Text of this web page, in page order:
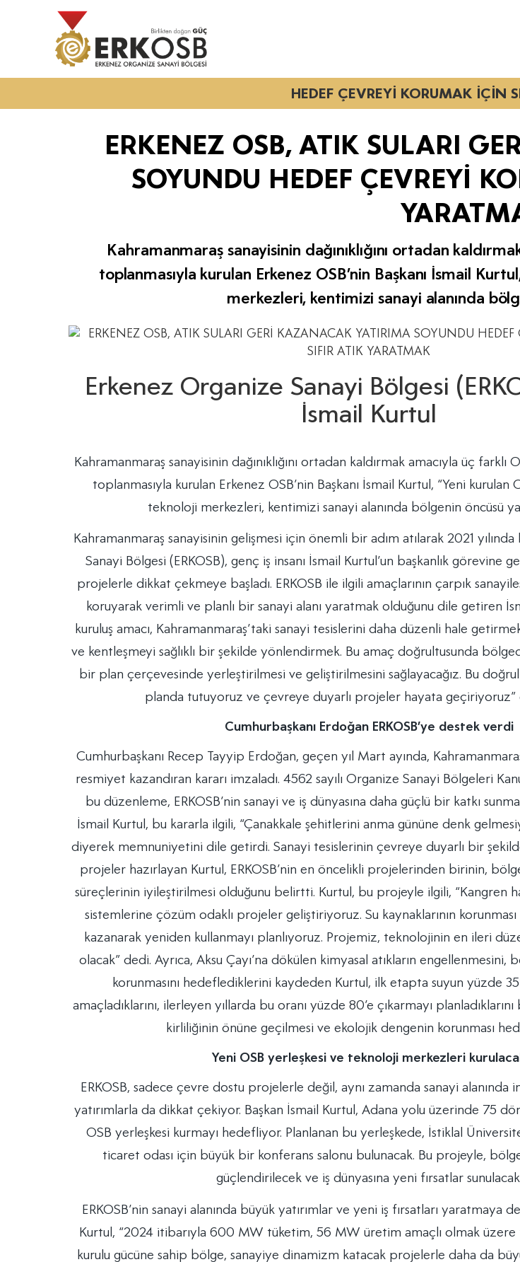
HEDEF ÇEVREYİ KORUMAK İÇİN
ERKENEZ OSB, ATIK SULARI
SOYUNDU HEDEF ÇEVREYİ
Kahramanmaraş sanayisinin dağınıklığını ortadan
toplanmasıyla kurulan Erkenez OSB’nin Başkanı İsmail
merkezleri, kentimizi sanayi alanında
Erkenez Organize Sanayi Bölgesi
İsmail Kurtul
Kahramanmaraş sanayisinin dağınıklığını ortadan kaldırmak amacıyla üç farklı
toplanmasıyla kurulan Erkenez OSB’nin Başkanı İsmail Kurtul, “Yeni kurulan
teknoloji merkezleri, kentimizi sanayi alanında bölgenin öncüsü
Kahramanmaraş sanayisinin gelişmesi için önemli bir adım atılarak 2021
Sanayi Bölgesi (ERKOSB), genç iş insanı İsmail Kurtul’un başkanlık görevine
projelerle dikkat çekmeye başladı. ERKOSB ile ilgili amaçlarının çarpık
koruyarak verimli ve planlı bir sanayi alanı yaratmak olduğunu dile getiren
kuruluş amacı, Kahramanmaraş’taki sanayi tesislerini daha düzenli hale
ve kentleşmeyi sağlıklı bir şekilde yönlendirmek. Bu amaç doğrultusunda
bir plan çerçevesinde yerleştirilmesi ve geliştirilmesini sağlayacağız. Bu
planda tutuyoruz ve çevreye duyarlı projeler hayata geçiriyoruz”
Cumhurbaşkanı Erdoğan ERKOSB’ye destek verdi
Cumhurbaşkanı Recep Tayyip Erdoğan, geçen yıl Mart ayında,
resmiyet kazandıran kararı imzaladı. 4562 sayılı Organize Sanayi Bölgeleri
bu düzenleme, ERKOSB’nin sanayi ve iş dünyasına daha güçlü bir katkı
İsmail Kurtul, bu kararla ilgili, “Çanakkale şehitlerini anma gününe denk
diyerek memnuniyetini dile getirdi. Sanayi tesislerinin çevreye duyarlı bir
projeler hazırlayan Kurtul, ERKOSB’nin en öncelikli projelerinden birinin,
süreçlerinin iyileştirilmesi olduğunu belirtti. Kurtul, bu projeyle ilgili, “Kangren
sistemlerine çözüm odaklı projeler geliştiriyoruz. Su kaynaklarının korunması
kazanarak yeniden kullanmayı planlıyoruz. Projemiz, teknolojinin en ileri
olacak” dedi. Ayrıca, Aksu Çayı’na dökülen kimyasal atıkların engellenmesini,
korunmasını hedeflediklerini kaydeden Kurtul, ilk etapta suyun yüzde
amaçladıklarını, ilerleyen yıllarda bu oranı yüzde 80’e çıkarmayı
kirliliğinin önüne geçilmesi ve ekolojik dengenin korunması
Yeni OSB yerleşkesi ve teknoloji merkezleri
ERKOSB, sadece çevre dostu projelerle değil, aynı zamanda sanayi alanında
yatırımlarla da dikkat çekiyor. Başkan İsmail Kurtul, Adana yolu üzerinde 75
OSB yerleşkesi kurmayı hedefliyor. Planlanan bu yerleşkede, İstiklal
ticaret odası için büyük bir konferans salonu bulunacak. Bu projeyle,
güçlendirilecek ve iş dünyasına yeni fırsatlar
ERKOSB’nin sanayi alanında büyük yatırımlar ve yeni iş fırsatları yaratmaya
Kurtul, “2024 itibarıyla 600 MW tüketim, 56 MW üretim amaçlı olmak
kurulu gücüne sahip bölge, sanayiye dinamizm katacak projelerle daha da